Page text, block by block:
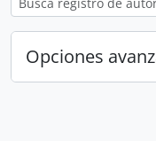
Opciones